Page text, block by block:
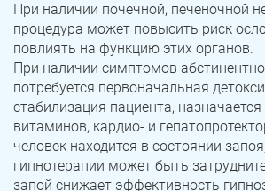
При наличии почечной, печеночной
процедура может повысить риск
повлиять на функцию этих органов.
При наличии симптомов
потребуется первоначальная
стабилизация пациента,
витаминов, кардио- и
человек находится в состоянии
гипнотерапии может быть
запой снижает эффективность
ПОЛУЧИТЬ
ЗАДАТЬ
ПОЛУЧИТЬ
Касли Роза
Челябинск Сим
Красногорский
Первомайский
ПОЛУЧИТЬ